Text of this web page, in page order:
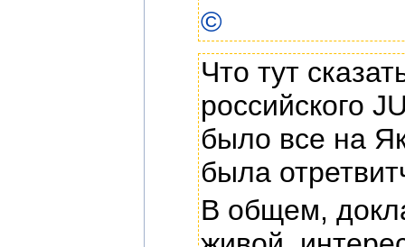
©
Что тут
российского
было все на
была
В общем,